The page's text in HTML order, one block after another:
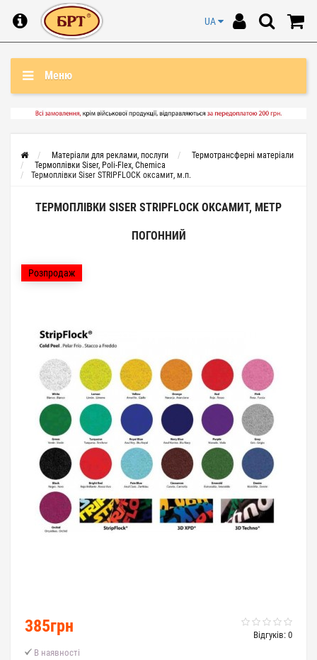
UA
Меню
Матеріали для реклами, послуги
Термотрансферні матеріали
Термоплівки Siser, Poli-Flex, Chemica
Термоплівки Siser STRIPFLOCK оксамит, м.п.
ТЕРМОПЛІВКИ SISER STRIPFLOCK ОКСАМИТ, МЕТР
ПОГОННИЙ
Розпродаж
Відгуків: 0
385грн
В наявності